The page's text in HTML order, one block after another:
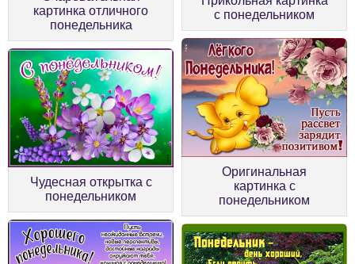
картинка отличного
понедельника
с понедельником
Чудесная открытка с
понедельником
Оригинальная
картинка с
понедельником